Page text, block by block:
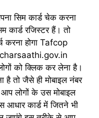
सिम कार्ड चेक करना
कार्ड रजिस्टर हैं। तो
करना होगा Tafcop
को क्लिक कर लेना है।
है तो जैसे ही मोबाइल नंबर
लोगों के उस मोबाइल
आधार कार्ड में जितने भी